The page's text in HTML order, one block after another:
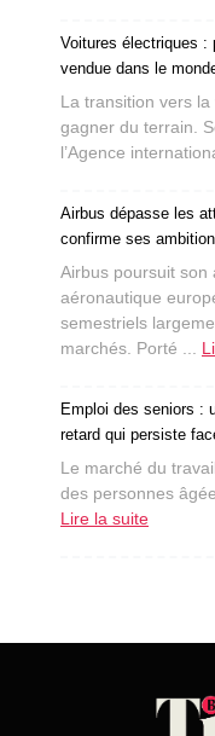
Voitures électriques :
vendue dans le
La transition vers
gagner du terrain.
l’Agence
Airbus dépasse les
confirme ses
Airbus poursuit son
aéronautique
semestriels
marchés. Porté ...
Emploi des seniors :
retard qui persiste
Le marché du
des personnes
Lire la suite